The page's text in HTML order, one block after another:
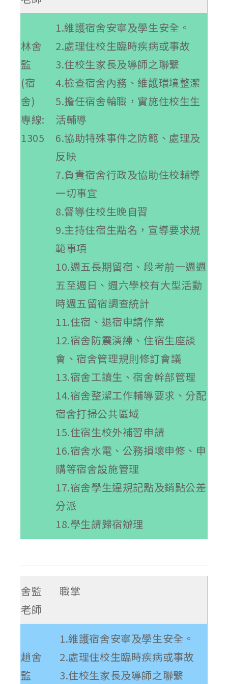
林舍
監
(宿
舍)
專線:
1305
1.維護宿舍安寧及學生安全。
2.處理住校生臨時疾病或事故
3.住校生家長及導師之聯繫
4.檢查宿舍內務、維護環境整潔
5.擔任宿舍輪職，實施住校生生
活輔導
6.協助特殊事件之防範、處理及
反映
7.負責宿舍行政及協助住校輔導
一切事宜
8.督導住校生晚自習
9.主持住宿生點名，宣導要求規
範事項
10.週五長期留宿、段考前一週週
五至週日、週六學校有大型活動
時週五留宿調查統計
11.住宿、退宿申請作業
12.宿舍防震演練、住宿生座談
會、宿舍管理規則修訂會議
13.宿舍工讀生、宿舍幹部管理
14.宿舍整潔工作輔導要求、分配
宿舍打掃公共區域
15.住宿生校外補習申請
16.宿舍水電、公務損壞申修、申
購等宿舍設施管理
17.宿舍學生違規記點及銷點公差
分派
18.學生請歸宿辦理
舍監
老師
職掌
趙舍
監
1.維護宿舍安寧及學生安全。
2.處理住校生臨時疾病或事故
3.住校生家長及導師之聯繫